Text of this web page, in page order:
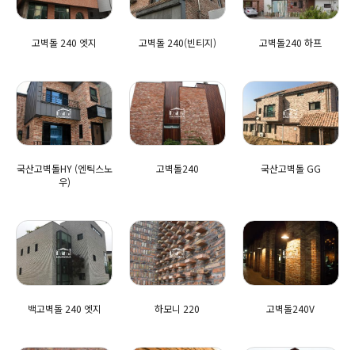
고벽돌 240 엣지 고벽돌 240(빈티지) 고벽돌240 하프
국산고벽돌HY (엔틱스노
우)
고벽돌240 국산고벽돌 GG
백고벽돌 240 엣지 하모니 220 고벽돌240V